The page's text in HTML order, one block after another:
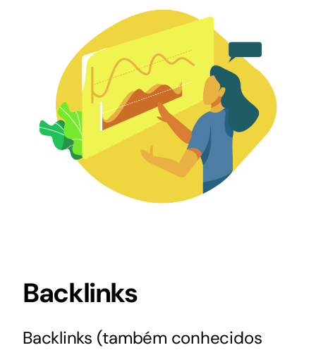
Backlinks
Backlinks (também conhecidos